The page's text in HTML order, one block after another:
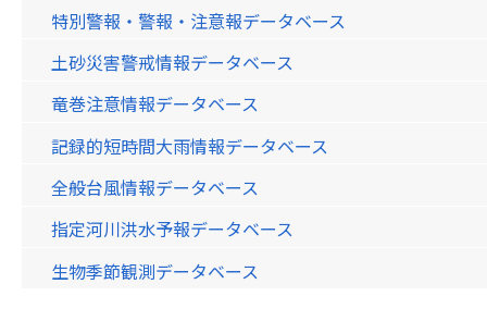
特別警報・警報・注意報データベース
土砂災害警戒情報データベース
竜巻注意情報データベース
記録的短時間大雨情報データベース
全般台風情報データベース
指定河川洪水予報データベース
生物季節観測データベース